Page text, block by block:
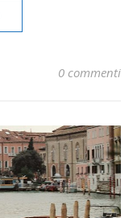
0 commenti